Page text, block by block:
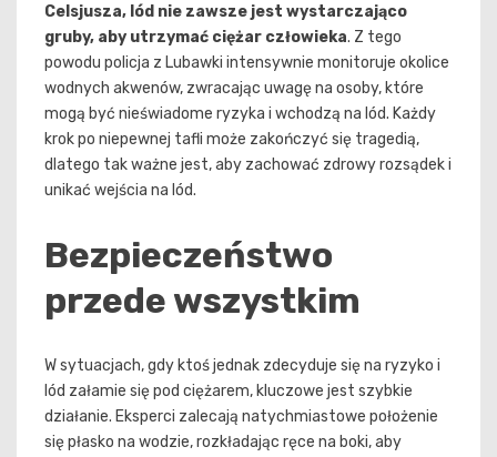
Celsjusza, lód nie zawsze jest wystarczająco
gruby, aby utrzymać ciężar człowieka. Z tego
powodu policja z Lubawki intensywnie monitoruje okolice
wodnych akwenów, zwracając uwagę na osoby, które
mogą być nieświadome ryzyka i wchodzą na lód. Każdy
krok po niepewnej tafli może zakończyć się tragedią,
dlatego tak ważne jest, aby zachować zdrowy rozsądek i
unikać wejścia na lód.
Bezpieczeństwo
przede wszystkim
W sytuacjach, gdy ktoś jednak zdecyduje się na ryzyko i
lód załamie się pod ciężarem, kluczowe jest szybkie
działanie. Eksperci zalecają natychmiastowe położenie
się płasko na wodzie, rozkładając ręce na boki, aby